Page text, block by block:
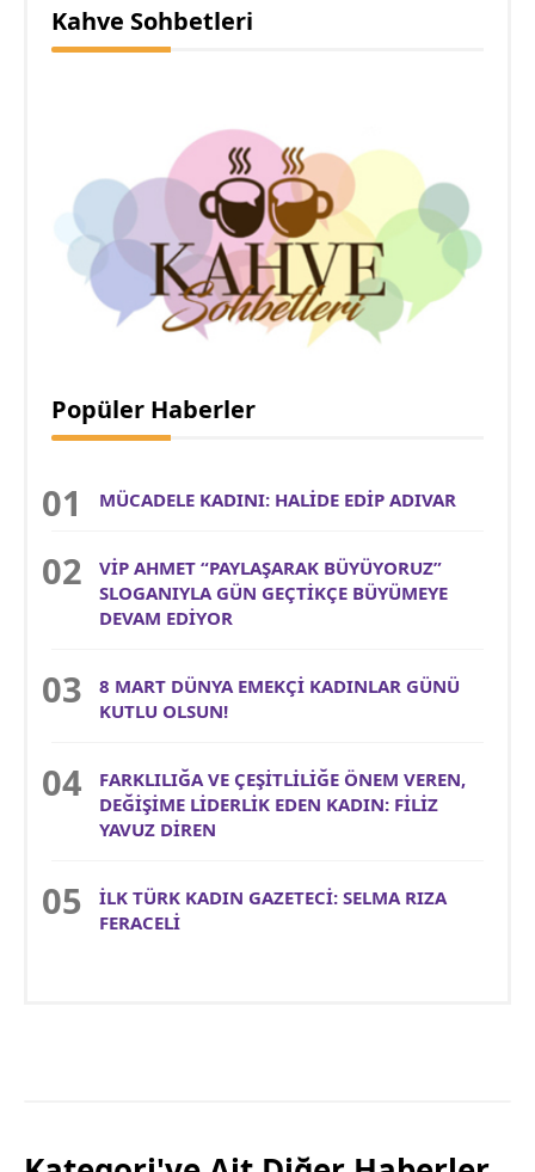
Kahve Sohbetleri
Popüler Haberler
MÜCADELE KADINI: HALİDE EDİP ADIVAR
VİP AHMET “PAYLAŞARAK BÜYÜYORUZ”
SLOGANIYLA GÜN GEÇTİKÇE BÜYÜMEYE
DEVAM EDİYOR
8 MART DÜNYA EMEKÇİ KADINLAR GÜNÜ
KUTLU OLSUN!
FARKLILIĞA VE ÇEŞİTLİLİĞE ÖNEM VEREN,
DEĞİŞİME LİDERLİK EDEN KADIN: FİLİZ
YAVUZ DİREN
İLK TÜRK KADIN GAZETECİ: SELMA RIZA
FERACELİ